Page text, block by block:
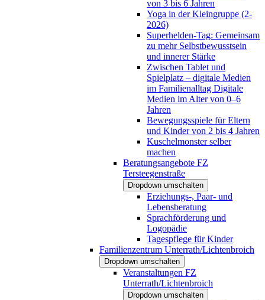
von 3 bis 6 Jahren
Yoga in der Kleingruppe (2-
2026)
Superhelden-Tag: Gemeinsam
zu mehr Selbstbewusstsein
und innerer Stärke
Zwischen Tablet und
Spielplatz – digitale Medien
im Familienalltag Digitale
Medien im Alter von 0–6
Jahren
Bewegungsspiele für Eltern
und Kinder von 2 bis 4 Jahren
Kuschelmonster selber
machen
Beratungsangebote FZ
Tersteegenstraße
Dropdown umschalten
Erziehungs-, Paar- und
Lebensberatung
Sprachförderung und
Logopädie
Tagespflege für Kinder
Familienzentrum Unterrath/Lichtenbroich
Dropdown umschalten
Veranstaltungen FZ
Unterrath/Lichtenbroich
Dropdown umschalten